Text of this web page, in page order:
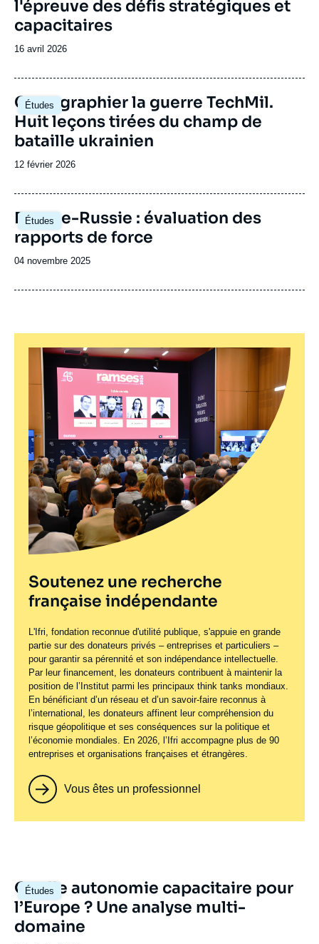
l'épreuve des défis stratégiques et
capacitaires
Date
publication
16 avril 2026
Études
Image
principale
Cartographier la guerre TechMil.
Huit leçons tirées du champ de
bataille ukrainien
Date
publication
12 février 2026
Études
Image
principale
Europe-Russie : évaluation des
rapports de force
Date
publication
04 novembre 2025
Soutenez une recherche
française indépendante
L'Ifri, fondation reconnue d'utilité publique, s'appuie en grande
partie sur des donateurs privés – entreprises et particuliers –
pour garantir sa pérennité et son indépendance intellectuelle.
Par leur financement, les donateurs contribuent à maintenir la
position de l’Institut parmi les principaux think tanks mondiaux.
En bénéficiant d’un réseau et d’un savoir-faire reconnus à
l’international, les donateurs affinent leur compréhension du
risque géopolitique et ses conséquences sur la politique et
l’économie mondiales. En 2026, l’Ifri accompagne plus de 90
entreprises et organisations françaises et étrangères.
Vous êtes un professionnel
Études
Image
principale
Quelle autonomie capacitaire pour
l’Europe ? Une analyse multi-
domaine